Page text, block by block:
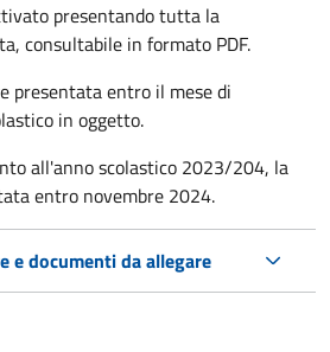
presentando tutta la
consultabile in formato PDF.
presentata entro il mese di
in oggetto.
all'anno scolastico 2023/204, la
entro novembre 2024.
e documenti da allegare